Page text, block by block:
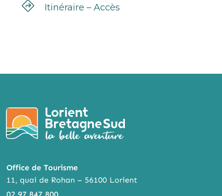
Itinéraire – Accès
Office de Tourisme
11, quai de Rohan – 56100 Lorient